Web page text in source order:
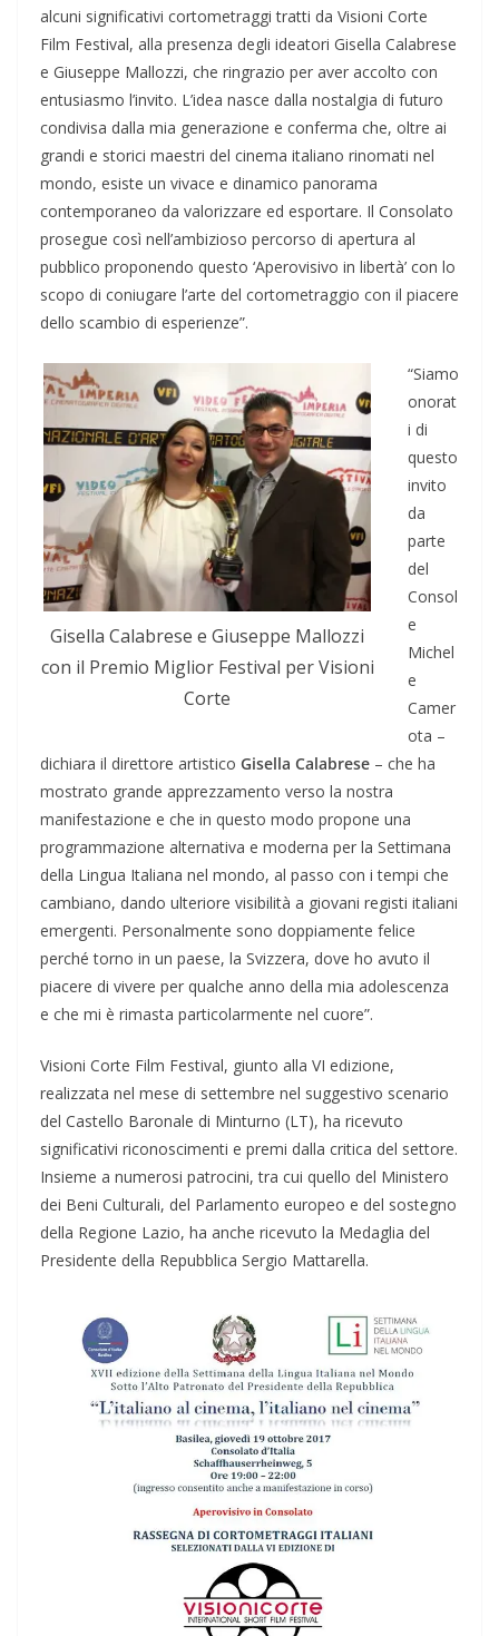
alcuni significativi cortometraggi tratti da Visioni Corte
Film Festival, alla presenza degli ideatori Gisella Calabrese
e Giuseppe Mallozzi, che ringrazio per aver accolto con
entusiasmo l’invito. L’idea nasce dalla nostalgia di futuro
condivisa dalla mia generazione e conferma che, oltre ai
grandi e storici maestri del cinema italiano rinomati nel
mondo, esiste un vivace e dinamico panorama
contemporaneo da valorizzare ed esportare. Il Consolato
prosegue così nell’ambizioso percorso di apertura al
pubblico proponendo questo ‘Aperovisivo in libertà’ con lo
scopo di coniugare l’arte del cortometraggio con il piacere
dello scambio di esperienze”.
Gisella Calabrese e Giuseppe Mallozzi
con il Premio Miglior Festival per Visioni
Corte
“Siamo
onorat
i di
questo
invito
da
parte
del
Consol
e
Michel
e
Camer
ota –
dichiara il direttore artistico Gisella Calabrese – che ha
mostrato grande apprezzamento verso la nostra
manifestazione e che in questo modo propone una
programmazione alternativa e moderna per la Settimana
della Lingua Italiana nel mondo, al passo con i tempi che
cambiano, dando ulteriore visibilità a giovani registi italiani
emergenti. Personalmente sono doppiamente felice
perché torno in un paese, la Svizzera, dove ho avuto il
piacere di vivere per qualche anno della mia adolescenza
e che mi è rimasta particolarmente nel cuore”.
Visioni Corte Film Festival, giunto alla VI edizione,
realizzata nel mese di settembre nel suggestivo scenario
del Castello Baronale di Minturno (LT), ha ricevuto
significativi riconoscimenti e premi dalla critica del settore.
Insieme a numerosi patrocini, tra cui quello del Ministero
dei Beni Culturali, del Parlamento europeo e del sostegno
della Regione Lazio, ha anche ricevuto la Medaglia del
Presidente della Repubblica Sergio Mattarella.